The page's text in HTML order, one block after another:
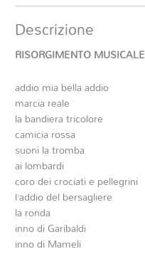
Descrizione
RISORGIMENTO MUSICALE
addio mia bella addio
marcia reale
la bandiera tricolore
camicia rossa
suoni la tromba
ai lombardi
coro dei crociati e pellegrini
l’addio del bersagliere
la ronda
inno di Garibaldi
inno di Mameli